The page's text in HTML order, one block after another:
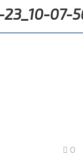
07-
0